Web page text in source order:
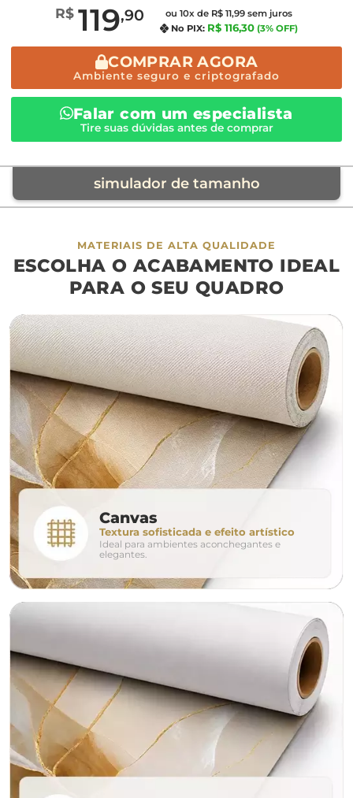
R$ 119,90
ou 10x de R$ 11,99 sem juros
No PIX: R$ 116,30 (3% OFF)
COMPRAR AGORA
Ambiente seguro e criptografado
Falar com um especialista
Tire suas dúvidas antes de comprar
simulador de tamanho
móvel de referência
sofá cama
largura aproximada
160cm 200cm
280cm 320cm
conjunto
avulso duo
o tamanho ideal para o seu ambiente é
MATERIAIS DE ALTA QUALIDADE
ESCOLHA O ACABAMENTO IDEAL
PARA O SEU QUADRO
Canvas
Textura sofisticada e efeito artístico
Ideal para ambientes aconchegantes e
elegantes.